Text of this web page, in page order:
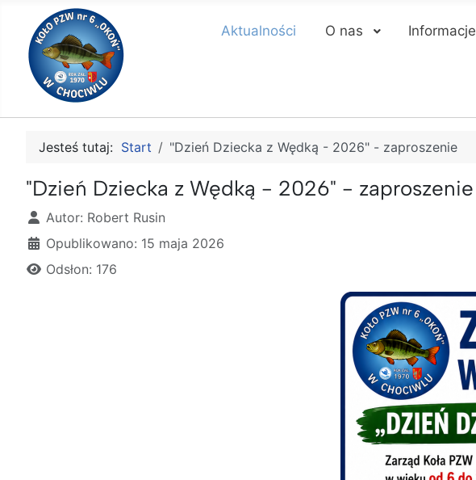
Aktualności O nas Informacje
Jesteś tutaj: Start "Dzień Dziecka z Wędką - 2026" - zaproszenie
"Dzień Dziecka z Wędką - 2026" - zaproszenie
Szczegóły
Autor: Robert Rusin
Opublikowano: 15 maja 2026
Odsłon: 176